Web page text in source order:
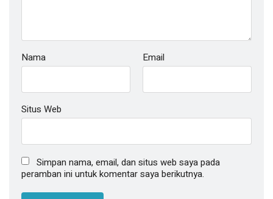
Nama Email
Situs Web
Simpan nama, email, dan situs web saya pada
peramban ini untuk komentar saya berikutnya.